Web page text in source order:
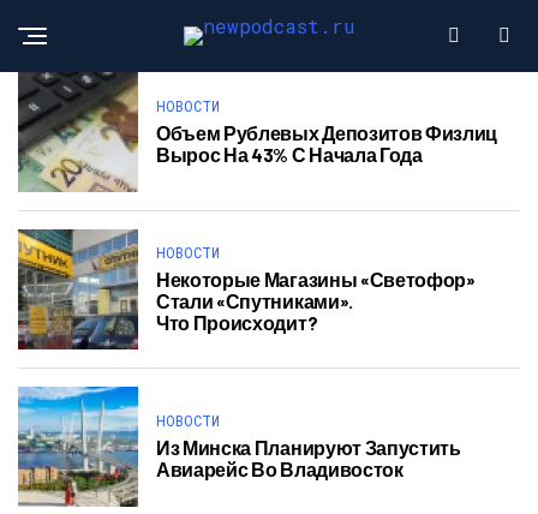
НОВОСТИ
Объем Рублевых Депозитов Физлиц
Вырос На 43% С Начала Года
НОВОСТИ
Некоторые Магазины «Светофор»
Стали «Спутниками».
Что Происходит?
НОВОСТИ
Из Минска Планируют Запустить
Авиарейс Во Владивосток